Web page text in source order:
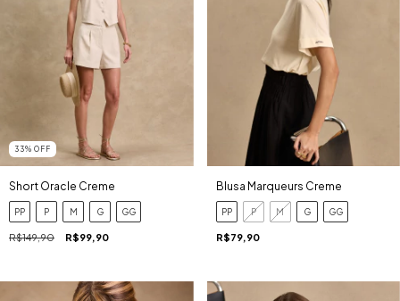
33% OFF
Short Oracle Creme
PP P M G GG
R$149,90 R$99,90
Blusa Marqueurs Creme
PP P M G GG
R$79,90